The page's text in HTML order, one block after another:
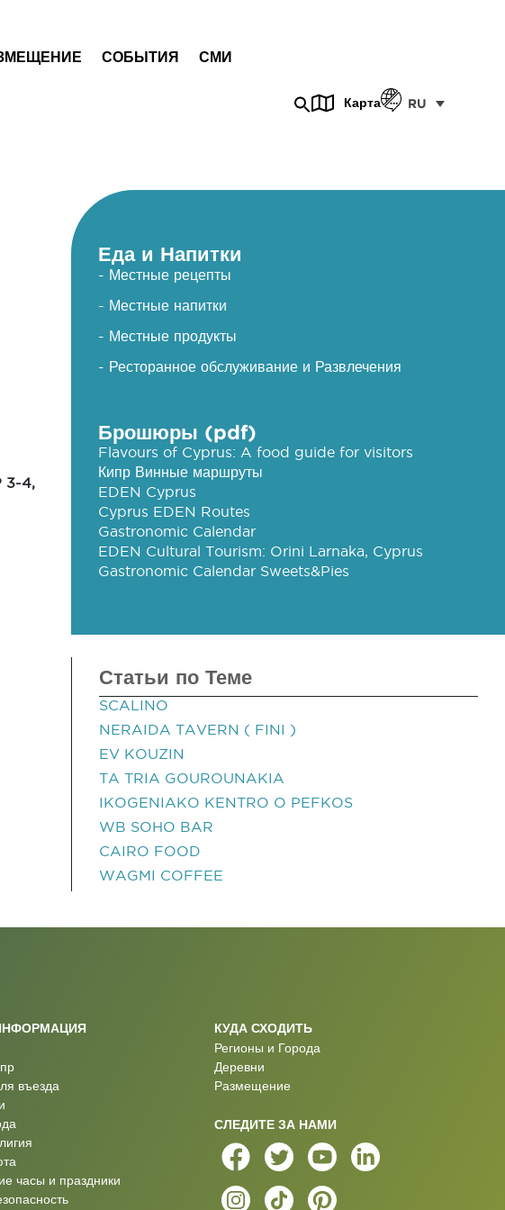
СОБЫТИЯ СМИ
Карта RU
3-4,
Еда и Напитки
- Местные рецепты
- Местные напитки
- Местные продукты
- Ресторанное обслуживание и Развлечения
Брошюры (pdf)
Flavours of Cyprus: A food guide for visitors
Кипр Винные маршруты
EDEN Cyprus
Cyprus EDEN Routes
Gastronomic Calendar
EDEN Cultural Tourism: Orini Larnaka, Cyprus
Gastronomic Calendar Sweets&Pies
Статьи по Теме
SCALINO
NERAIDA TAVERN ( FINI )
EV KOUZIN
TA TRIA GOUROUNAKIA
IKOGENIAKO KENTRO O PEFKOS
WB SOHO BAR
CAIRO FOOD
WAGMI COFFEE
въезда
часы и праздники
КУДА СХОДИТЬ
Регионы и Города
Деревни
Размещение
СЛЕДИТЕ ЗА НАМИ